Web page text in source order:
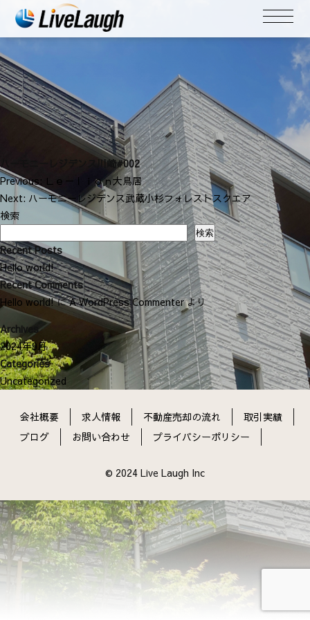
ハーモニーレジデンス川崎#002
投
稿
ナ
ゲ
ー
シ
ョ
Previous: Ｌｅ－ｌｉｏｎ大鳥居
Next: ハーモニーレジデンス武蔵小杉フォレストスクエア
検索
検索
Recent Posts
Hello world!
Recent Comments
Hello world!にA WordPress Commenterより
Archives
2024年9月
Categories
Uncategorized
会社概要 求人情報 不動産売却の流れ
取引実績
ブログ
お問い合わせ プライバシーポリシー
© 2024 Live Laugh Inc